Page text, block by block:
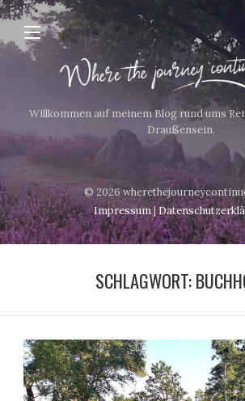
Willkommen auf meinem Blog rund ums
Draußensein.
© 2026
Impressum|
SCHLAGWORT: